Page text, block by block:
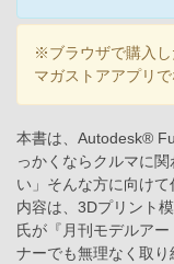
※ブラウザで購入
マガストアアプリ
本書は、Autodesk®
っかくならクルマに
い」そんな方に向けて
内容は、3Dプリント
氏が『月刊モデルア
ナーでも無理なく取り